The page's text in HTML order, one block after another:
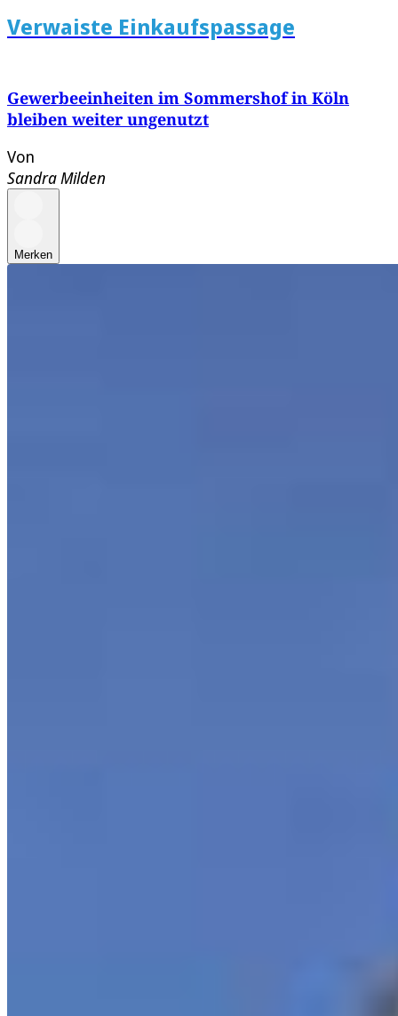
Verwaiste Einkaufspassage
Gewerbeeinheiten im Sommershof in Köln
bleiben weiter ungenutzt
Von
Sandra Milden
Merken